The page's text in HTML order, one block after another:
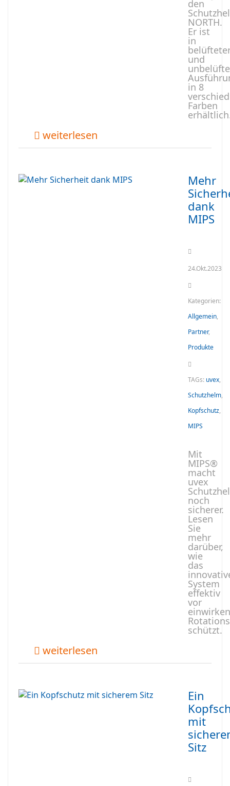
den
NORTH.
Er ist
in
und
in 8
Farben
weiterlesen
Mehr
dank
MIPS
24.Okt.2023
Kategorien:
Allgemein,
Partner,
Produkte
TAGs: uvex,
Schutzhelm,
Kopfschutz,
MIPS
Mit
MIPS®
macht
uvex
noch
sicherer.
Lesen
Sie
mehr
darüber,
wie
das
System
effektiv
vor
schützt.
weiterlesen
Ein
mit
Sitz